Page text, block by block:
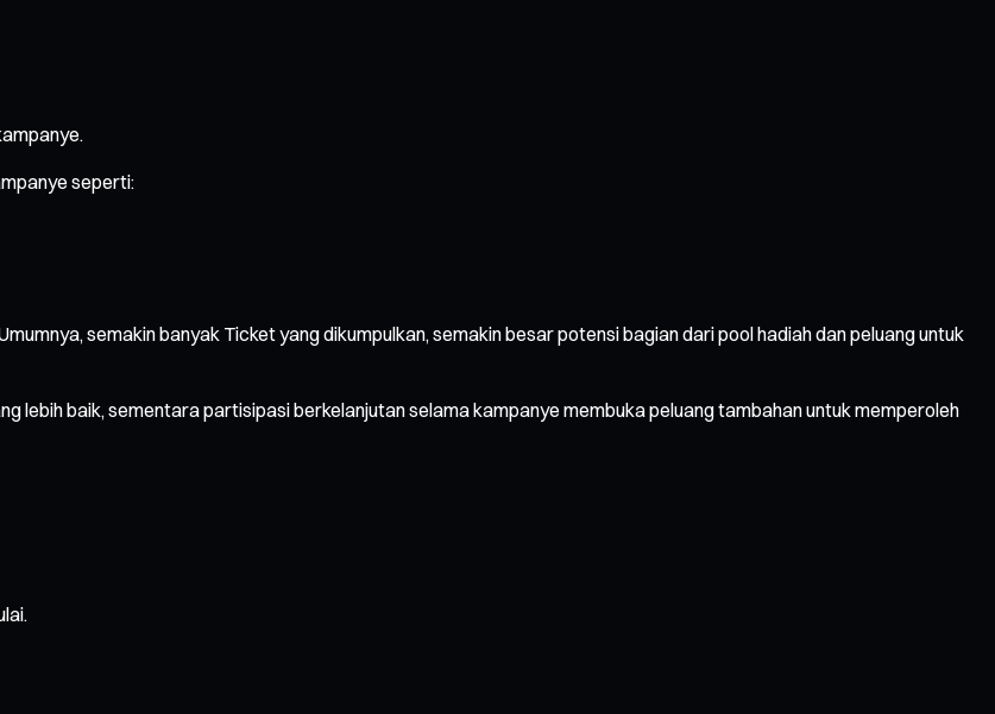
seperti:
semakin banyak Ticket yang dikumpulkan, semakin besar potensi bagian dari pool hadiah dan peluang untuk
lebih baik, sementara partisipasi berkelanjutan selama kampanye membuka peluang tambahan untuk memperoleh